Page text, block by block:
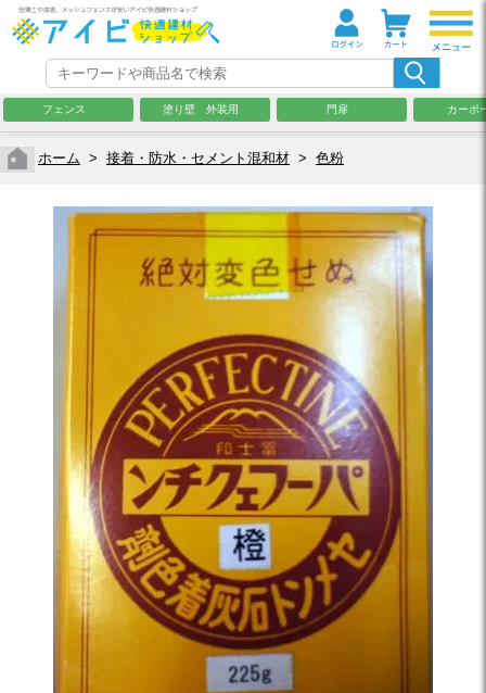
フェンス 塗り壁 外装用 門扉 カーポ
ホーム > 接着・防水・セメント混和材 > 色粉